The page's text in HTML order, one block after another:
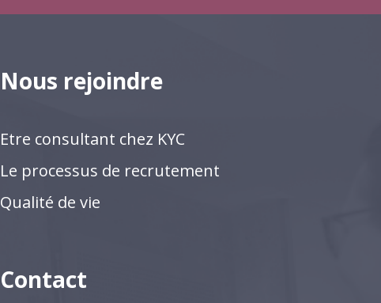
Nous rejoindre
Etre consultant chez KYC
Le processus de recrutement
Qualité de vie
Contact